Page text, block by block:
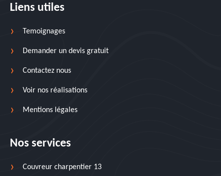
Liens utiles
Temoignages
Demander un devis gratuit
Contactez nous
Voir nos réalisations
Mentions légales
Nos services
Couvreur charpentier 13